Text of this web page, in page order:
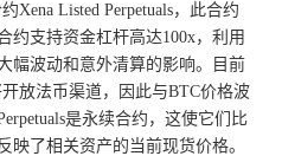
Xena Listed Perpetuals，此合约
约支持资金杠杆高达100x，利用
幅波动和意外清算的影响。目前
放法币渠道，因此与BTC价格波
是永续合约，这使它们比
映了相关资产的当前现货价格。